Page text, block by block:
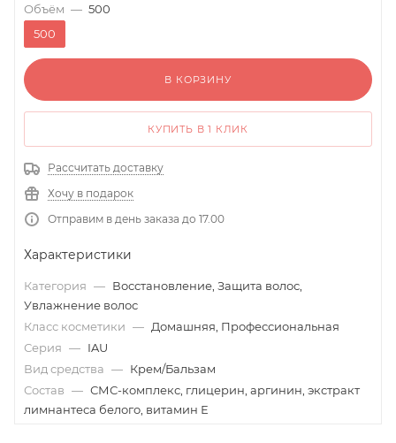
Объём — 500
500
В КОРЗИНУ
КУПИТЬ В 1 КЛИК
Рассчитать доставку
Хочу в подарок
Отправим в день заказа до 17.00
Характеристики
Категория — Восстановление, Защита волос,
Увлажнение волос
Класс косметики — Домашняя, Профессиональная
Серия — IAU
Вид средства — Крем/Бальзам
Состав — СМС-комплекс, глицерин, аргинин, экстракт
лимнантеса белого, витамин Е